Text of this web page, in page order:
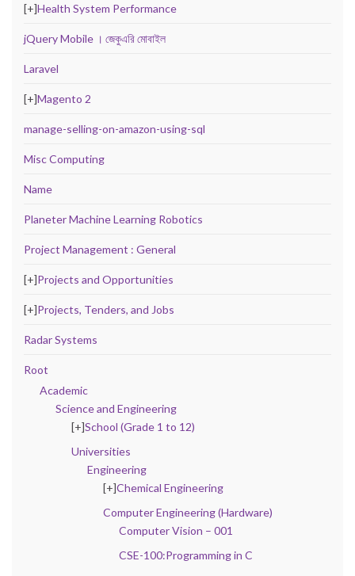
[+]Health System Performance
jQuery Mobile । জেকুএরি মোবাইল
Laravel
[+]Magento 2
manage-selling-on-amazon-using-sql
Misc Computing
Name
Planeter Machine Learning Robotics
Project Management : General
[+]Projects and Opportunities
[+]Projects, Tenders, and Jobs
Radar Systems
Root
Academic
Science and Engineering
[+]School (Grade 1 to 12)
Universities
Engineering
[+]Chemical Engineering
Computer Engineering (Hardware)
Computer Vision – 001
CSE-100:Programming in C